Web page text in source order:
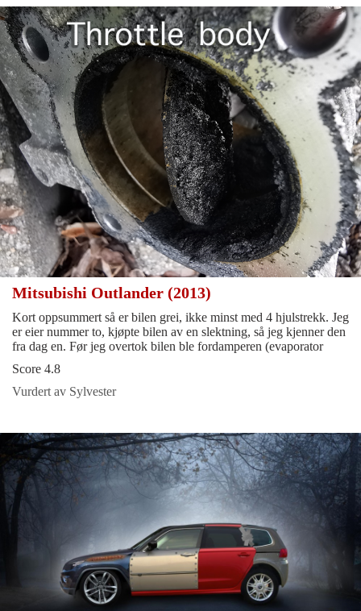
Mitsubishi Outlander (2013)
Kort oppsummert så er bilen grei, ikke minst med 4 hjulstrekk. Jeg
er eier nummer to, kjøpte bilen av en slektning, så jeg kjenner den
fra dag en. Før jeg overtok bilen ble fordamperen (evaporator
Score 4.8
Vurdert av Sylvester